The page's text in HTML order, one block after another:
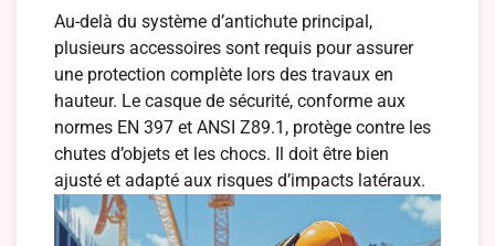
Au-delà du système d’antichute principal,
plusieurs accessoires sont requis pour assurer
une protection complète lors des travaux en
hauteur. Le casque de sécurité, conforme aux
normes EN 397 et ANSI Z89.1, protège contre les
chutes d’objets et les chocs. Il doit être bien
ajusté et adapté aux risques d’impacts latéraux.